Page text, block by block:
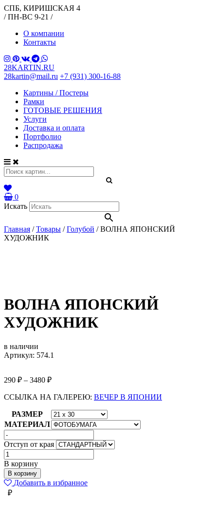
СПБ, КИРИШСКАЯ 4
/ ПН-ВС 9-21 /
О компании
Контакты
28KARTIN.RU
28kartin@mail.ru +7 (931) 300-16-88
Картины / Постеры
Рамки
ГОТОВЫЕ РЕШЕНИЯ
Услуги
Доставка и оплата
Портфолио
Распродажа
0
Искать
Главная /Товары /Голубой /ВОЛНА ЯПОНСКИЙ
ХУДОЖНИК
ВОЛНА ЯПОНСКИЙ
ХУДОЖНИК
в наличии
Артикул: 574.1
290 ₽ – 3480 ₽
ССЫЛКА НА ГАЛЕРЕЮ: ВЕЧЕР В ЯПОНИИ
РАЗМЕР
МАТЕРИАЛ
Отступ от края
Количество
товара
ВОЛНА
ЯПОНСКИЙ
ХУДОЖНИК
В корзину
В корзину
Добавить в избранное
₽